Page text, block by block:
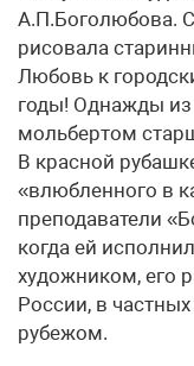
А.П.Боголюбова.
рисовала
Любовь к
годы! Однажды из
мольбертом
В красной
«влюбленного в
преподаватели
когда ей
художником, его
России, в
рубежом.